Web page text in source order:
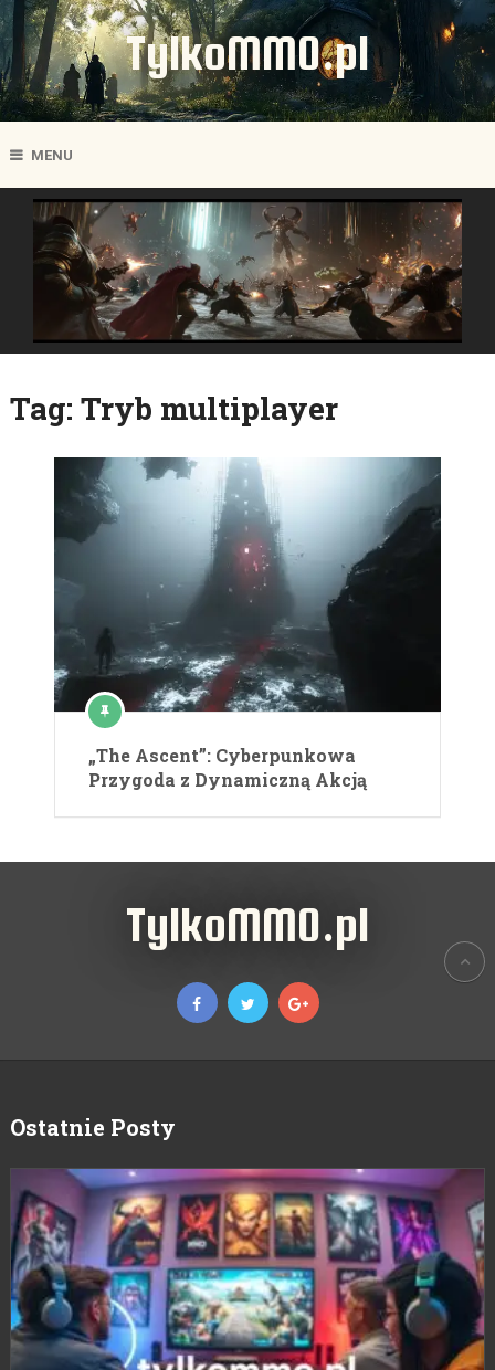
TylkoMMO.pl
MENU
Tag: Tryb multiplayer
„The Ascent”: Cyberpunkowa
Przygoda z Dynamiczną Akcją
TylkoMMO.pl
Ostatnie Posty